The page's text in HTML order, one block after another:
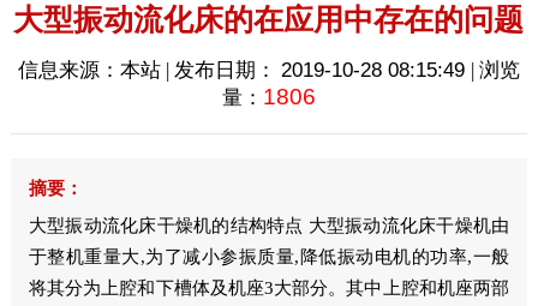
大型振动流化床的在应用中存在的问题
信息来源：本站 | 发布日期： 2019-10-28 08:15:49 | 浏览
量： 1806
摘要：
大型振动流化床干燥机的结构特点 大型振动流化床干燥机由
于整机重量大,为了减小参振质量,降低振动电机的功率,一般
将其分为上腔和下槽体及机座3大部分。其中上腔和机座两部